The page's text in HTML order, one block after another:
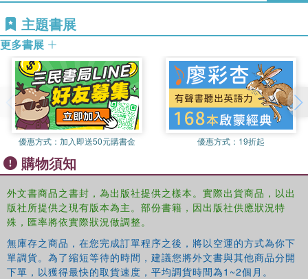
present insights into the institutional constraints on
national housing markets. Specifically, the contributors
seek to examine the role of institutional factors and their
influence on transaction costs in these markets. Exhibiting
a diverse range of geographical, legal, and economic
perspectives, the countries are grouped together based on
legal institutional similarities, and each group includes an
introduction and a conclusion highlighting similarities and
differences from the institutional perspective.
The book is divided into 3 parts:
Part I sets the theoretical context and the reasons for
writing a book focusing on national housing markets.
Part II presents national markets from the perspective of
the transaction process and covers Europe, North and
South America, East Asia, the Pacific, and Africa.
主題書展
更多書展
優惠方式： 加入即送50元購書金 優惠方式： 19折起
購物須知
外文書商品之書封，為出版社提供之樣本。實際出貨商品，以出
版社所提供之現有版本為主。部份書籍，因出版社供應狀況特
殊，匯率將依實際狀況做調整。
無庫存之商品，在您完成訂單程序之後，將以空運的方式為你下
單調貨。為了縮短等待的時間，建議您將外文書與其他商品分開
下單，以獲得最快的取貨速度，平均調貨時間為1~2個月。